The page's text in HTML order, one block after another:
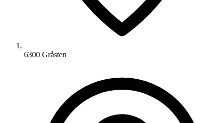
6300 Gråsten